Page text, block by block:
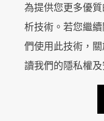
超好笑
為提供您更多優
析技術。若您繼
們使用此技術，
讀我們的隱私權